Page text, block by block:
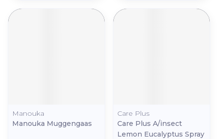
Manouka
Manouka Muggengaas
Care Plus
Care Plus A/insect
Lemon Eucalyptus Spray